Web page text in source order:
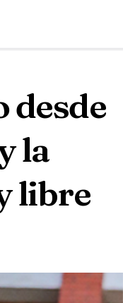
desde
la
libre